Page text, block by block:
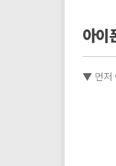
아이
▼ 먼저